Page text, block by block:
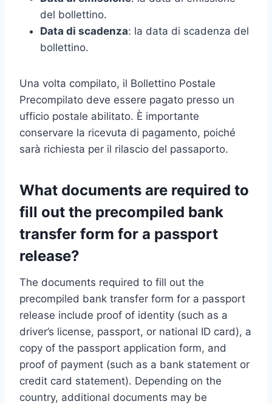
del bollettino.
Data di scadenza: la data di scadenza del
bollettino.
Una volta compilato, il Bollettino Postale
Precompilato deve essere pagato presso un
ufficio postale abilitato. È importante
conservare la ricevuta di pagamento, poiché
sarà richiesta per il rilascio del passaporto.
What documents are required to
fill out the precompiled bank
transfer form for a passport
release?
The documents required to fill out the
precompiled bank transfer form for a passport
release include proof of identity (such as a
driver’s license, passport, or national ID card), a
copy of the passport application form, and
proof of payment (such as a bank statement or
credit card statement). Depending on the
country, additional documents may be